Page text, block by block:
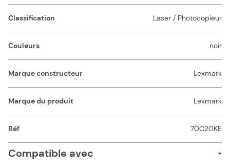
Classification Laser / Photocopieur
Couleurs noir
Marque constructeur Lexmark
Marque du produit Lexmark
Réf 70C20KE
Compatible avec